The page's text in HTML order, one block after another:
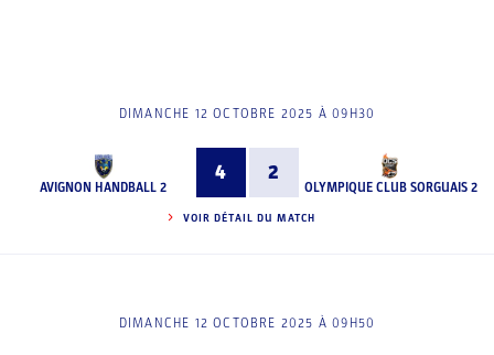
DIMANCHE 12 OCTOBRE 2025 À 09H30
AVIGNON HANDBALL 2
4 2
OLYMPIQUE CLUB SORGUAIS 2
VOIR DÉTAIL DU MATCH
DIMANCHE 12 OCTOBRE 2025 À 09H50